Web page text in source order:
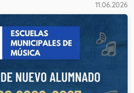
11.06.2026